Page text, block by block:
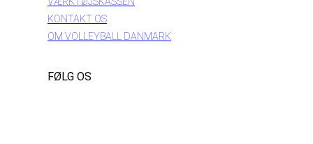
KONTAKT OS
OM VOLLEYBALL DANMARK
FØLG OS